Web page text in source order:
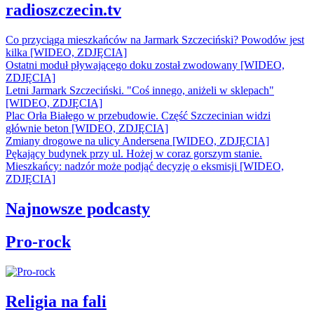
radioszczecin.tv
Co przyciąga mieszkańców na Jarmark Szczeciński? Powodów jest
kilka [WIDEO, ZDJĘCIA]
Ostatni moduł pływającego doku został zwodowany [WIDEO,
ZDJĘCIA]
Letni Jarmark Szczeciński. "Coś innego, aniżeli w sklepach"
[WIDEO, ZDJĘCIA]
Plac Orła Białego w przebudowie. Część Szczecinian widzi
głównie beton [WIDEO, ZDJĘCIA]
Zmiany drogowe na ulicy Andersena [WIDEO, ZDJĘCIA]
Pękający budynek przy ul. Hożej w coraz gorszym stanie.
Mieszkańcy: nadzór może podjąć decyzję o eksmisji [WIDEO,
ZDJĘCIA]
Najnowsze podcasty
Pro-rock
Religia na fali